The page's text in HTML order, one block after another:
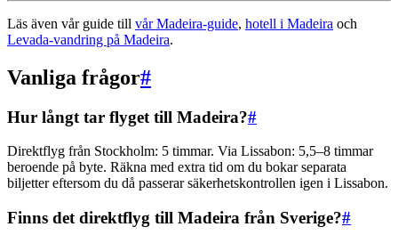
Läs även vår guide till vår Madeira-guide, hotell i Madeira och
Levada-vandring på Madeira.
Vanliga frågor#
Hur långt tar flyget till Madeira?#
Direktflyg från Stockholm: 5 timmar. Via Lissabon: 5,5–8 timmar
beroende på byte. Räkna med extra tid om du bokar separata
biljetter eftersom du då passerar säkerhetskontrollen igen i Lissabon.
Finns det direktflyg till Madeira från Sverige?#